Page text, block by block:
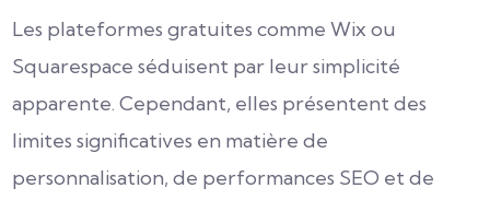
Les plateformes gratuites comme Wix ou
Squarespace séduisent par leur simplicité
apparente. Cependant, elles présentent des
limites significatives en matière de
personnalisation, de performances SEO et de